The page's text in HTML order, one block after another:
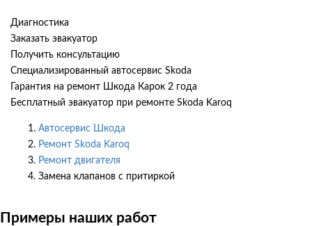
Диагностика
Заказать эвакуатор
Получить консультацию
Специализированный автосервис Skoda
Гарантия на ремонт Шкода Карок 2 года
Бесплатный эвакуатор при ремонте Skoda Karoq
Автосервис Шкода
Ремонт Skoda Karoq
Ремонт двигателя
Замена клапанов с притиркой
Примеры наших работ